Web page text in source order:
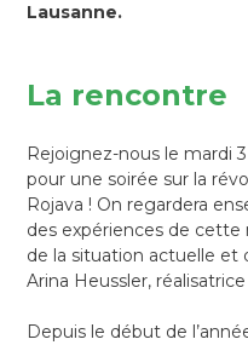
Lausanne.
La rencontre
Rejoignez-nous le mardi
pour une soirée sur la
Rojava ! On regardera
des expériences de cette
de la situation actuelle et
Arina Heussler,
Depuis le début de